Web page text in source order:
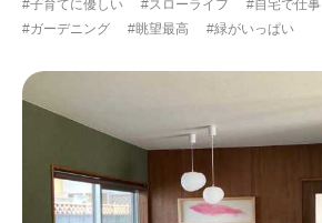
#子育てに優しい
#スローライフ #自宅で仕事
#ガーデニング
#眺望最高 #緑がいっぱい